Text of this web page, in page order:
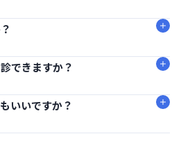
できますか？
いいですか？